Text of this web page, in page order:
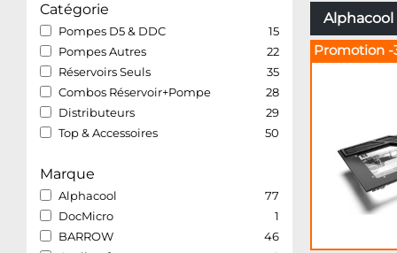
Catégorie
Pompes D5 & DDC
15
Pompes Autres
22
Réservoirs Seuls
35
Combos Réservoir+Pompe
28
Distributeurs
29
Top & Accessoires
50
Marque
Alphacool
77
DocMicro
1
BARROW
46
Promotion -